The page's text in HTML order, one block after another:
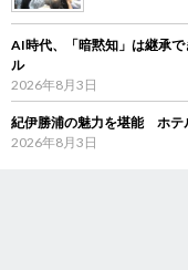
AI時代、「暗黙知」は継承
ル
2026年8月3日
紀伊勝浦の魅力を堪能 ホテ
2026年8月3日